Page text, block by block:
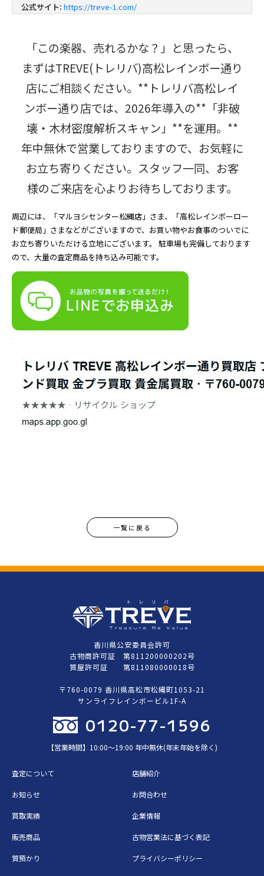
公式サイト: https://treve-1.com/
「この楽器、売れるかな？」と思ったら、
まずはTREVE(トレリバ)高松レインボー通り
店にご相談ください。**トレリバ高松レイ
ンボー通り店では、2026年導入の**「非破
壊・木材密度解析スキャン」**を運用。**
年中無休で営業しておりますので、お気軽に
お立ち寄りください。スタッフ一同、お客
様のご来店を心よりお待ちしております。
周辺には、「マルヨシセンター松縄店」さま、「高松レインボーロー
ド郵便局」さまなどがございますので、お買い物やお食事のついでに
お立ち寄りいただける立地にございます。 駐車場も完備しております
ので、大量の査定商品を持ち込み可能です。
一覧に戻る
香川県公安委員会許可
古物商許可証 第811200000202号
質屋許可証 第811080000018号
〒760-0079 香川県高松市松縄町1053-21
サンライフレインボービル1F-A
0120-77-1596
【営業時間】10:00〜19:00 年中無休(年末年始を除く)
査定について 店舗紹介
お知らせ お問合わせ
買取実績 企業情報
販売商品 古物営業法に基づく表記
質預かり プライバシーポリシー